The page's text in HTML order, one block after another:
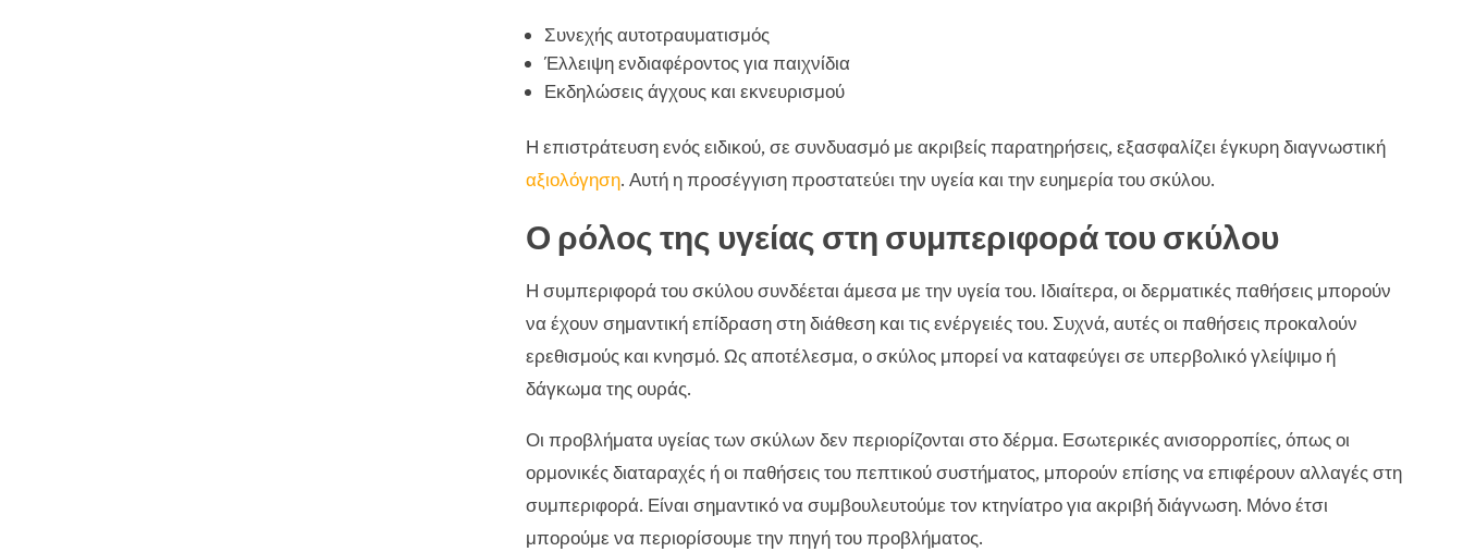
Συνεχής αυτοτραυματισμός
Έλλειψη ενδιαφέροντος για παιχνίδια
Εκδηλώσεις άγχους και εκνευρισμού
Η επιστράτευση ενός ειδικού, σε συνδυασμό με ακριβείς παρατηρήσεις, εξασφαλίζει έγκυρη διαγνωστική
αξιολόγηση. Αυτή η προσέγγιση προστατεύει την υγεία και την ευημερία του σκύλου.
Ο ρόλος της υγείας στη συμπεριφορά του σκύλου
Η συμπεριφορά του σκύλου συνδέεται άμεσα με την υγεία του. Ιδιαίτερα, οι δερματικές παθήσεις μπορούν
να έχουν σημαντική επίδραση στη διάθεση και τις ενέργειές του. Συχνά, αυτές οι παθήσεις προκαλούν
ερεθισμούς και κνησμό. Ως αποτέλεσμα, ο σκύλος μπορεί να καταφεύγει σε υπερβολικό γλείψιμο ή
δάγκωμα της ουράς.
Οι προβλήματα υγείας των σκύλων δεν περιορίζονται στο δέρμα. Εσωτερικές ανισορροπίες, όπως οι
ορμονικές διαταραχές ή οι παθήσεις του πεπτικού συστήματος, μπορούν επίσης να επιφέρουν αλλαγές στη
συμπεριφορά. Είναι σημαντικό να συμβουλευτούμε τον κτηνίατρο για ακριβή διάγνωση. Μόνο έτσι
μπορούμε να περιορίσουμε την πηγή του προβλήματος.